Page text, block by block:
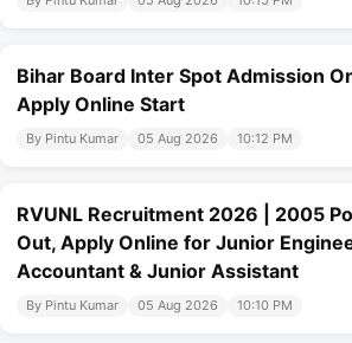
Bihar Board Inter Spot Admission
Apply Online Start
By Pintu Kumar 05 Aug 2026 10:12 PM
RVUNL Recruitment 2026 | 2005
Out, Apply Online for Junior
Accountant & Junior Assistant
By Pintu Kumar 05 Aug 2026 10:10 PM